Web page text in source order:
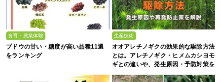
食育・農業体験
ブドウの甘い・糖度が高い品種11選
をランキング
生産技術
オオアレチノギクの効果的な駆除方法
とは。アレチノギク・ヒメムカシヨモ
ギとの違いや、発生原因・予防対策を